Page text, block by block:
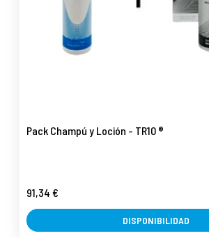
Pack Champú y Loción - TR10 ®
91,34 €
DISPONIBILIDAD